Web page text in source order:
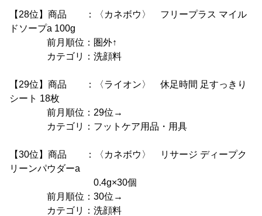
【28位】商品 ：〈カネボウ〉 フリープラス マイル
ドソープa 100g
前月順位：圏外↑
カテゴリ：洗顔料
【29位】商品 ：〈ライオン〉 休足時間 足すっきり
シート 18枚
前月順位：29位→
カテゴリ：フットケア用品・用具
【30位】商品 ：〈カネボウ〉 リサージ ディープク
リーンパウダーa
0.4g×30個
前月順位：30位→
カテゴリ：洗顔料